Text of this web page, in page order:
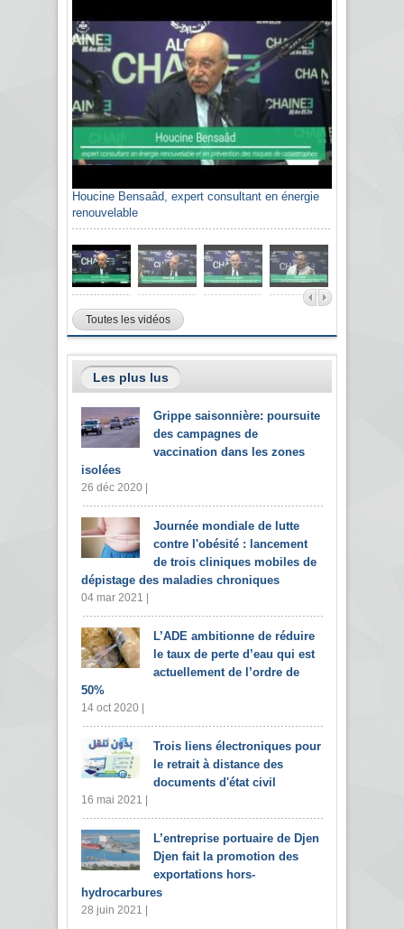
Houcine Bensaâd, expert consultant en énergie
renouvelable
Toutes les vidéos
Les plus lus
Grippe saisonnière: poursuite
des campagnes de
vaccination dans les zones
isolées
26 déc 2020 |
Journée mondiale de lutte
contre l'obésité : lancement
de trois cliniques mobiles de
dépistage des maladies chroniques
04 mar 2021 |
L’ADE ambitionne de réduire
le taux de perte d’eau qui est
actuellement de l’ordre de
50%
14 oct 2020 |
Trois liens électroniques pour
le retrait à distance des
documents d'état civil
16 mai 2021 |
L’entreprise portuaire de Djen
Djen fait la promotion des
exportations hors-
hydrocarbures
28 juin 2021 |